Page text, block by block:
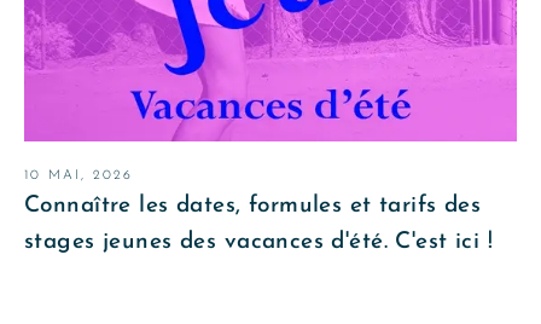
10 MAI, 2026
Connaître les dates, formules et tarifs des
stages jeunes des vacances d'été. C'est ici !